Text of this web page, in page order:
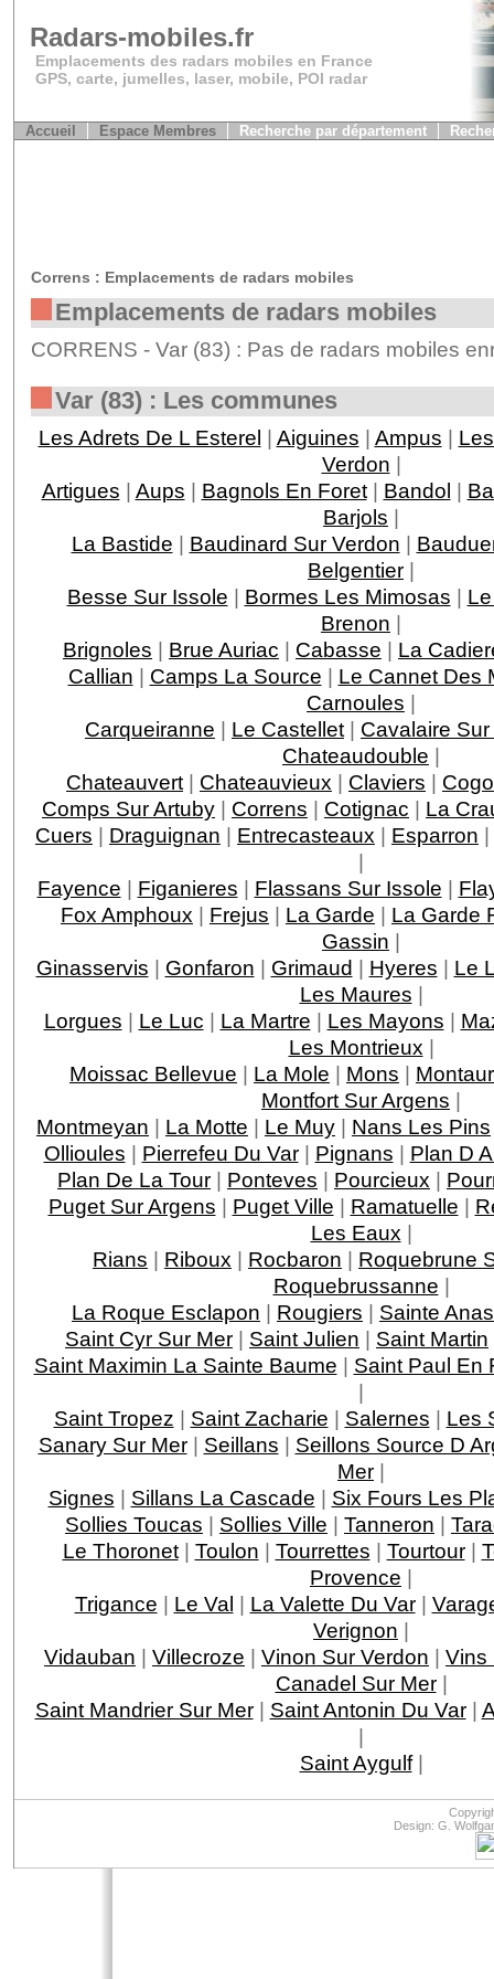
Radars-mobiles.fr
Emplacements des radars mobiles en France
GPS, carte, jumelles, laser, mobile, POI radar
Accueil Espace Membres Recherche par département
Correns : Emplacements de radars mobiles
Emplacements de radars mobiles
CORRENS - Var (83) : Pas de radars mobiles
Var (83) : Les communes
Les Adrets De L Esterel | Aiguines | Ampus |
Verdon |
Artigues | Aups | Bagnols En Foret| Bandol |
Barjols |
La Bastide | Baudinard Sur Verdon |
Belgentier |
Besse Sur Issole | Bormes Les Mimosas |
Brenon |
Brignoles | Brue Auriac | Cabasse | La
Callian | Camps La Source | Le Cannet Des
Carnoules |
Carqueiranne | Le Castellet | Cavalaire
Chateaudouble |
Chateauvert | Chateauvieux | Claviers |
Comps Sur Artuby | Correns | Cotignac | La
Cuers | Draguignan | Entrecasteaux | Esparron |
|
Fayence | Figanieres | Flassans Sur Issole |
Fox Amphoux | Frejus | La Garde | La Garde
Gassin |
Ginasservis | Gonfaron | Grimaud | Hyeres | Le
Les Maures |
Lorgues | Le Luc | La Martre | Les Mayons |
Les Montrieux |
Moissac Bellevue | La Mole | Mons |
Montfort Sur Argens |
Montmeyan | La Motte | Le Muy | Nans Les Pins
Ollioules | Pierrefeu Du Var| Pignans | Plan D
Plan De La Tour | Ponteves | Pourcieux |
Puget Sur Argens | Puget Ville | Ramatuelle |
Les Eaux |
Rians | Riboux | Rocbaron | Roquebrune
Roquebrussanne |
La Roque Esclapon | Rougiers | Sainte
Saint Cyr Sur Mer | Saint Julien | Saint Martin
Saint Maximin La Sainte Baume | Saint Paul En
|
Saint Tropez | Saint Zacharie | Salernes | Les
Sanary Sur Mer| Seillans | Seillons Source D
Mer |
Signes | Sillans La Cascade | Six Fours Les
Sollies Toucas | Sollies Ville | Tanneron |
Le Thoronet| Toulon | Tourrettes | Tourtour|
Provence |
Trigance | Le Val | La Valette Du Var|
Verignon |
Vidauban | Villecroze | Vinon Sur Verdon | Vins
Canadel Sur Mer|
Saint Mandrier Sur Mer| Saint Antonin Du Var|
|
Saint Aygulf|
Design: G.